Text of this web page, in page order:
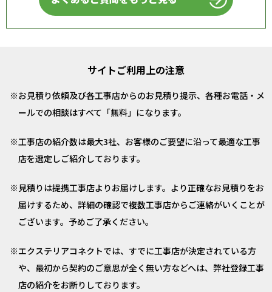
サイトご利用上の注意
お見積り依頼及び各工事店からのお見積り提示、各種お電話・メ
ールでの相談はすべて「無料」になります。
工事店の紹介数は最大3社、お客様のご要望に沿って最適な工事
店を選定しご紹介しております。
見積りは提携工事店よりお届けします。より正確なお見積りをお
届けするため、詳細の確認で複数工事店からご連絡がいくことが
ございます。予めご了承ください。
エクステリアコネクトでは、すでに工事店が決定されている方
や、最初から契約のご意思が全く無い方などへは、弊社登録工事
店の紹介をお断りしております。